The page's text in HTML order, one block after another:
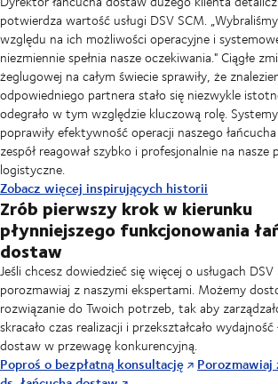
nieustannie optymalizować operacje w Twoim
potwierdza wartość usługi DSV SCM.
względu na ich możliwości operacyjne i
niezmiennie spełnia nasze oczekiwania." Ciągłe
żeglugowej na całym świecie sprawiły, że
odpowiedniego partnera stało się niezwykle
odegrało w tym względzie kluczową rolę.
poprawiły efektywność operacji naszego
zespół reagował szybko i profesjonalnie na nasze
logistyczne.
Zobacz więcej inspirujących historii
Zrób pierwszy krok w kierunku
płynniejszego funkcjonowania
dostaw
Jeśli chcesz dowiedzieć się więcej o usługach DSV
porozmawiaj z naszymi ekspertami. Możemy
rozwiązanie do Twoich potrzeb, tak aby
skracało czas realizacji i przekształcało wydajność
dostaw w przewagę konkurencyjną.
Poproś o bezpłatną konsultację